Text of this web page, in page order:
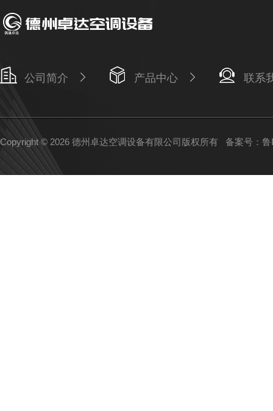
公司简介 产品中心 联系
Copyright © 2026 德州卓达空调设备有限公司版权所有 备案号：